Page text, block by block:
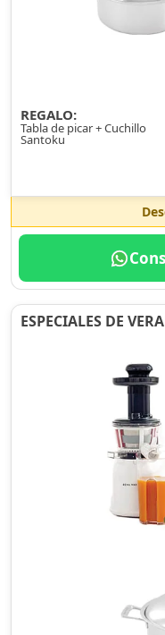
REGALO:
Tabla de picar + Cuchillo
Santoku
ESPECIALES DE